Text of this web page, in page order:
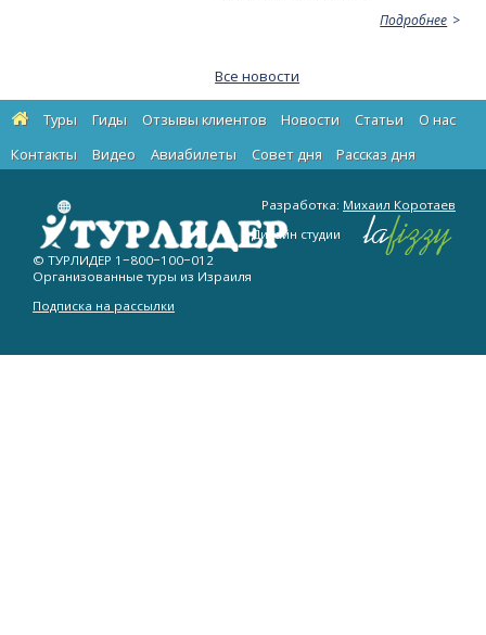
Подробнее
Все новости
Туры Гиды Отзывы клиентов Новости Статьи
О нас
Контакты
Видео Авиабилеты Cовет дня Рассказ дня
© ТУРЛИДЕР 1−800−100−012
Организованные туры из Израиля
Подписка на рассылки
Разработка: Михаил Коротаев
Дизайн студии